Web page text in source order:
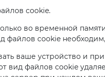
cookie.
во временной
файлов cookie
ваше устройство и
вид файлов cookie